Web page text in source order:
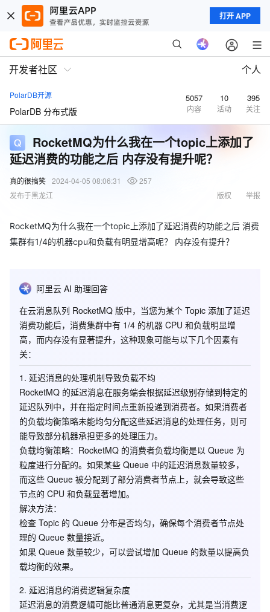
打开 APP
开发者社区 个人
PolarDB开源
PolarDB 分布式版
5057
内容
10
活动
395
关注
RocketMQ为什么我在一个topic上添加了
延迟消费的功能之后 内存没有提升呢？
真的很搞笑 2024-04-05 08:06:31
257
发布于黑龙江
举报
版权
RocketMQ为什么我在一个topic上添加了延迟消费的功能之后 消费
集群有1/4的机器cpu和负载有明显增高呢？ 内存没有提升？
阿里云 AI 助理回答
在云消息队列 RocketMQ 版中，当您为某个 Topic 添加了延迟
消费功能后，消费集群中有 1/4 的机器 CPU 和负载明显增
高，而内存没有显著提升，这种现象可能与以下几个因素有
关：
1. 延迟消息的处理机制导致负载不均
RocketMQ 的延迟消息在服务端会根据延迟级别存储到特定的
延迟队列中，并在指定时间点重新投递到消费者。如果消费者
的负载均衡策略未能均匀分配这些延迟消息的处理任务，则可
能导致部分机器承担更多的处理压力。
负载均衡策略：RocketMQ 的消费者负载均衡是以 Queue 为
粒度进行分配的。如果某些 Queue 中的延迟消息数量较多，
而这些 Queue 被分配到了部分消费者节点上，就会导致这些
节点的 CPU 和负载显著增加。
解决方法：
检查 Topic 的 Queue 分布是否均匀，确保每个消费者节点处
理的 Queue 数量接近。
如果 Queue 数量较少，可以尝试增加 Queue 的数量以提高负
载均衡的效果。
2. 延迟消息的消费逻辑复杂度
延迟消息的消费逻辑可能比普通消息更复杂，尤其是当消费逻